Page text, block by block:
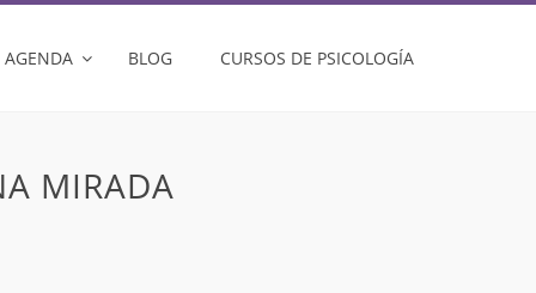
AGENDA BLOG CURSOS DE PSICOLOGÍA
MIRADA